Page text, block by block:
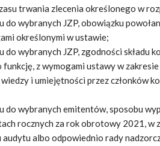
trwania zlecenia określonego w
do wybranych JZP, obowiązku
określonymi w ustawie;
do wybranych JZP, zgodności składu
funkcję, z wymogami ustawy w
i umiejętności przez członków
do wybranych emitentów, sposobu
rocznych za rok obrotowy 2021, w
albo odpowiednio rady